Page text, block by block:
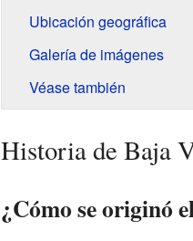
Ubicación geográfica
Galería de imágenes
Véase también
Historia de Baja
¿Cómo se originó